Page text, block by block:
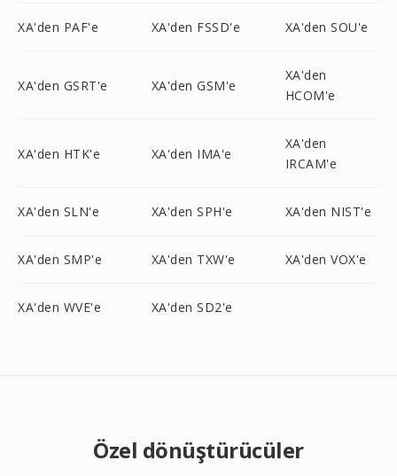
XA'den PAF'e XA'den FSSD'e XA'den SOU'e
XA'den GSRT'e XA'den GSM'e
XA'den
HCOM'e
XA'den HTK'e XA'den IMA'e
XA'den
IRCAM'e
XA'den SLN'e XA'den SPH'e XA'den NIST'e
XA'den SMP'e XA'den TXW'e XA'den VOX'e
XA'den WVE'e XA'den SD2'e
Özel dönüştürücüler